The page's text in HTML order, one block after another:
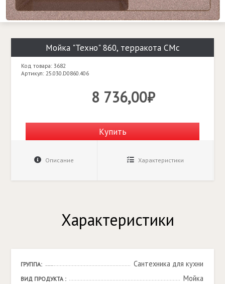
Мойка "Техно" 860, терракота СМс
Код товара: 3682
Артикул: 25.030.D0860.406
8 736,00₽
Купить
Описание Характеристики
Характеристики
ГРУППА: Сантехника для кухни
ВИД ПРОДУКТА : Мойка